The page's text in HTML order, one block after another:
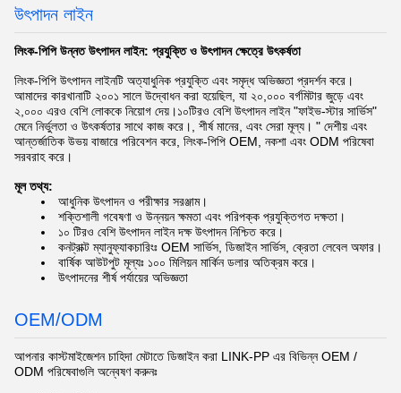
উৎপাদন লাইন
লিংক-পিপি উন্নত উৎপাদন লাইন: প্রযুক্তি ও উৎপাদন ক্ষেত্রে উৎকর্ষতা
লিংক-পিপি উৎপাদন লাইনটি অত্যাধুনিক প্রযুক্তি এবং সমৃদ্ধ অভিজ্ঞতা প্রদর্শন করে।
আমাদের কারখানাটি ২০০১ সালে উদ্বোধন করা হয়েছিল, যা ২০,০০০ বর্গমিটার জুড়ে এবং
২,০০০ এরও বেশি লোককে নিয়োগ দেয়।১০টিরও বেশি উৎপাদন লাইন "ফাইভ-স্টার সার্ভিস"
মেনে নির্ভুলতা ও উৎকর্ষতার সাথে কাজ করে।, শীর্ষ মানের, এবং সেরা মূল্য। " দেশীয় এবং
আন্তর্জাতিক উভয় বাজারে পরিবেশন করে, লিংক-পিপি OEM, নকশা এবং ODM পরিষেবা
সরবরাহ করে।
মূল তথ্য:
আধুনিক উৎপাদন ও পরীক্ষার সরঞ্জাম।
শক্তিশালী গবেষণা ও উন্নয়ন ক্ষমতা এবং পরিপক্ক প্রযুক্তিগত দক্ষতা।
১০ টিরও বেশি উৎপাদন লাইন দক্ষ উৎপাদন নিশ্চিত করে।
কনট্রাক্ট ম্যানুফ্যাকচারিংঃ OEM সার্ভিস, ডিজাইন সার্ভিস, ক্রেতা লেবেল অফার।
বার্ষিক আউটপুট মূল্যঃ ১০০ মিলিয়ন মার্কিন ডলার অতিক্রম করে।
উৎপাদনের শীর্ষ পর্যায়ের অভিজ্ঞতা
OEM/ODM
আপনার কাস্টমাইজেশন চাহিদা মেটাতে ডিজাইন করা LINK-PP এর বিভিন্ন OEM /
ODM পরিষেবাগুলি অন্বেষণ করুনঃ